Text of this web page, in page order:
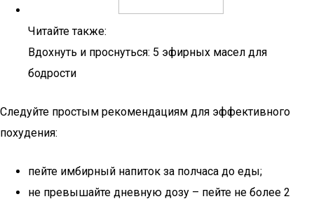
Читайте также:
Вдохнуть и проснуться: 5 эфирных масел для
бодрости
Следуйте простым рекомендациям для эффективного
похудения:
пейте имбирный напиток за полчаса до еды;
не превышайте дневную дозу – пейте не более 2